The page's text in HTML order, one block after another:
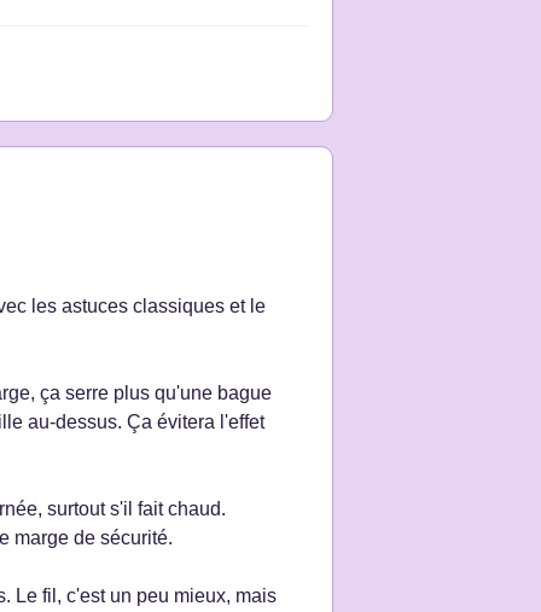
les astuces classiques et le
ça serre plus qu'une bague
au-dessus. Ça évitera l'effet
surtout s'il fait chaud.
marge de sécurité.
Le fil, c'est un peu mieux, mais